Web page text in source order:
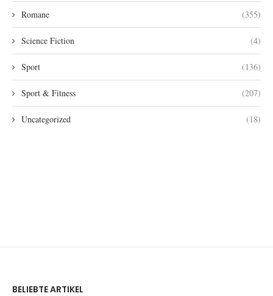
Romane (355)
Science Fiction (4)
Sport (136)
Sport & Fitness (207)
Uncategorized (18)
BELIEBTE ARTIKEL